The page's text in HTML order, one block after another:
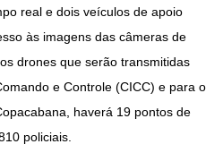
real e dois veículos de apoio
às imagens das câmeras de
drones que serão transmitidas
e Controle (CICC) e para o
haverá 19 pontos de
policiais.